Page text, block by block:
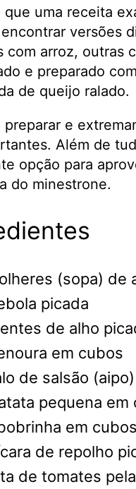
que uma receita
versões
com arroz, outras
e preparado
de queijo ralado.
preparar e
Além de
opção para
do minestrone.
(sopa) de
picada
de alho
em cubos
de salsão
pequena em
em cubos
de repolho
de tomates